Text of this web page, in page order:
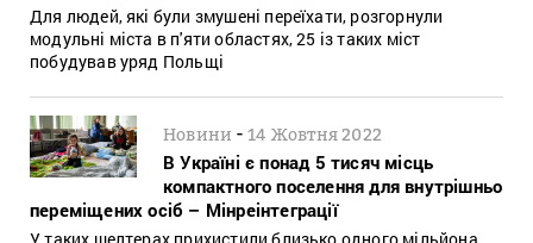
Для людей, які були змушені переїхати, розгорнули
модульні міста в п'яти областях, 25 із таких міст
побудував уряд Польщі
Новини -14 Жовтня 2022
В Україні є понад 5 тисяч місць
компактного поселення для внутрішньо
переміщених осіб – Мінреінтеграції